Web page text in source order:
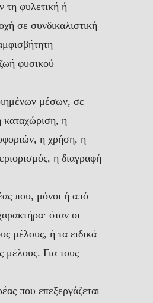
τη φυλετική ή
σε συνδικαλιστική
φυσικού
μέσων, σε
η
η χρήση, η
η διαγραφή
που, μόνοι ή από
όταν οι
μέλους, ή τα ειδικά
μέλους. Για τους
που επεξεργάζεται